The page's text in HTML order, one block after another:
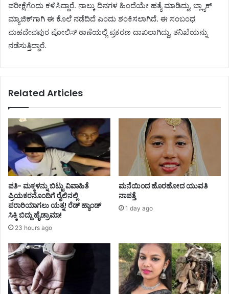
ಪರೀಕ್ಷೆಗೆಂದು ಕಳಿಸಿದ್ದಾರೆ. ನಾಲ್ಕು ದಿನಗಳ ಹಿಂದೆಯೇ ಹತ್ಯೆ ಮಾಡಿದ್ದು, ಬ್ಲ್ಯಾಕ್
ಮ್ಯಾಜಿಕ್‌ಗಾಗಿ ಈ ಕೊಲೆ ನಡೆದಿದೆ ಎಂದು ಶಂಕಿಸಲಾಗಿದೆ. ಈ ಸಂಬಂಧ
ಮಹದೇವಪುರ ಪೋಲಿಸ್ ಠಾಣೆಯಲ್ಲಿ ಪ್ರಕರಣ ದಾಖಲಾಗಿದ್ದು, ತನಿಖೆಯನ್ನು
ನಡೆಸುತ್ತಿದ್ದಾರೆ.
Related Articles
ಪತಿ- ಮಕ್ಕಳನ್ನು ಬಿಟ್ಟು ವಿವಾಹಿತೆ
ಪ್ರಿಯಕರನೊಂದಿಗೆ ರೈಲಿನಲ್ಲಿ
ಪರಾರಿಯಾಗಲು ಯತ್ನ! ರೆಡ್ ಹ್ಯಾಂಡ್
ಸಿಕ್ಕಿ ಬಿದ್ದು ಹೈಡ್ರಾಮಾ!
23 hours ago
ಮನೆಯಿಂದ ಹೊರಹೋದ ಯುವತಿ
ನಾಪತ್ತೆ
1 day ago